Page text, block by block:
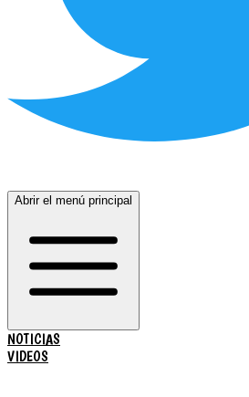
Abrir el menú principal
NOTICIAS
VIDEOS